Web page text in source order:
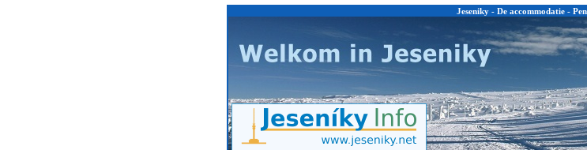
Jeseniky - De accommodatie -